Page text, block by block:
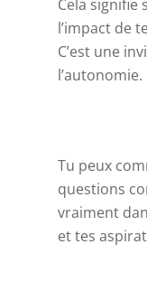
Cela signifie
l’impact de
C’est une
l’autonomie.
Tu peux
questions
vraiment
et tes